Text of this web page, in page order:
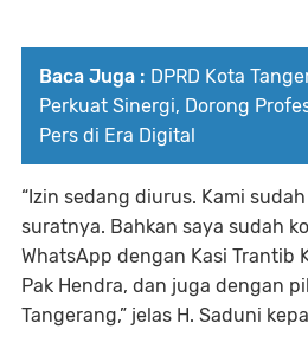
Baca Juga : DPRD Kota
Perkuat Sinergi, Dorong
Pers di Era Digital
“Izin sedang diurus. Kami
suratnya. Bahkan saya sudah
WhatsApp dengan Kasi Trantib
Pak Hendra, dan juga dengan
Tangerang,” jelas H. Saduni